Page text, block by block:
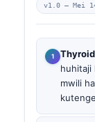
v1.0 — Mei
huhitaji
mwili